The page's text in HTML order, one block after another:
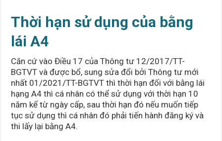
Thời hạn sử dụng của bằng
lái A4
Căn cứ vào Điều 17 của Thông tư 12/2017/TT-
BGTVT và được bổ, sung sửa đổi bởi Thông tư mới
nhất 01/2021/TT-BGTVT thì thời hạn đối với bằng lái
hạng A4 thì cá nhân có thể sử dụng với thời hạn 10
năm kể từ ngày cấp, sau thời hạn đó nếu muốn tiếp
tục sử dụng thì cá nhân đó phải tiến hành đăng ký và
thi lấy lại bằng A4.